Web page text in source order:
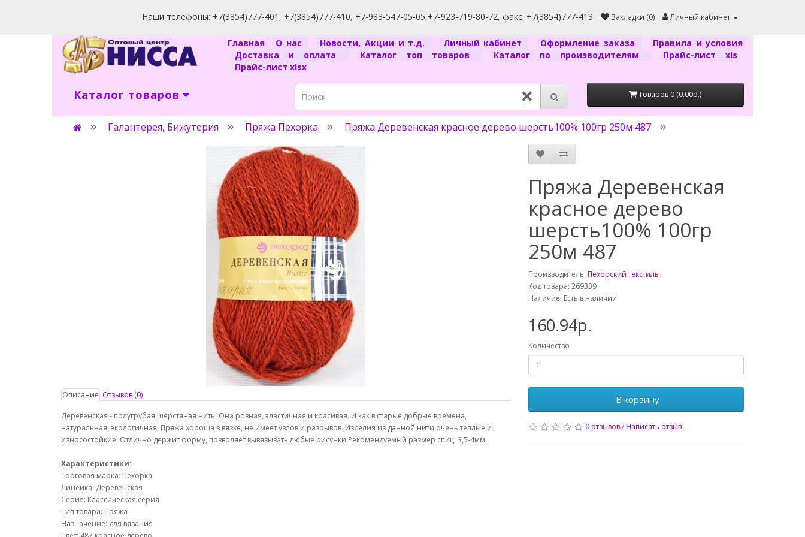
Наши телефоны: +7(3854)777-401, +7(3854)777-410, +7-983-547-05-05,+7-923-719-80-72, факс: +7(3854)777-413 Закладки (0) Личный кабинет
Главная О нас Новости, Акции и т.д. Личный кабинет Оформление заказа
Правила и условия
Доставка и оплата
Каталог топ товаров Каталог по производителям
Прайс-лист xls
Прайс-лист xlsx
Каталог товаров × Товаров 0 (0.00р.)
Галантерея, Бижутерия Пряжа Пехорка Пряжа Деревенская красное дерево шерсть100% 100гр 250м 487
Описание Отзывов (0)
Деревенская - полугрубая шерстяная нить. Она ровная, эластичная и красивая. И как в старые добрые времена,
натуральная, экологичная. Пряжа хороша в вязке, не имеет узлов и разрывов. Изделия из данной нити очень теплые и
износостойкие. Отлично держит форму, позволяет вывязывать любые рисунки.Рекомендуемый размер спиц: 3,5-4мм.
Характеристики:
Торговая марка: Пехорка
Линейка: Деревенская
Серия: Классическая серия
Тип товара: Пряжа
Назначение: для вязания
Пряжа Деревенская
красное дерево
шерсть100% 100гр
250м 487
Производитель: Пехорский текстиль
Код товара: 269339
Наличие: Есть в наличии
160.94р.
Количество
В корзину
0 отзывов/Написать отзыв